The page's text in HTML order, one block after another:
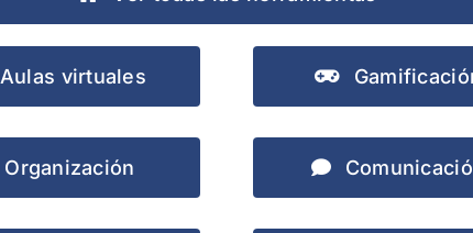
Aulas virtuales
Organización